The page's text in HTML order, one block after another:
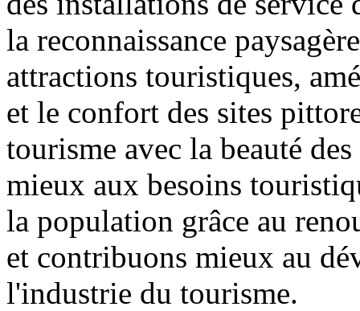
la reconnaissance
attractions touristiques,
et le confort des sites
tourisme avec la beauté
mieux aux besoins
la population grâce au
et contribuons mieux au
l'industrie du tourisme.